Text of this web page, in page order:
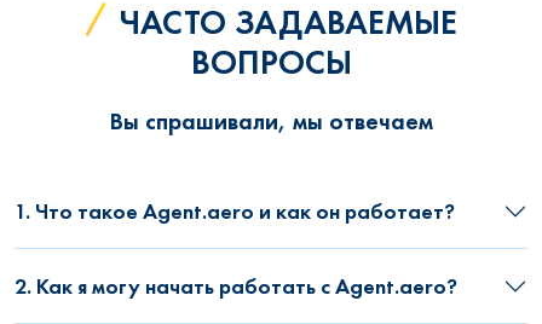
ЧАСТО ЗАДАВАЕМЫЕ
ВОПРОСЫ
Вы спрашивали, мы отвечаем
1. Что такое Agent.aero и как он работает?
2. Как я могу начать работать с Agent.aero?